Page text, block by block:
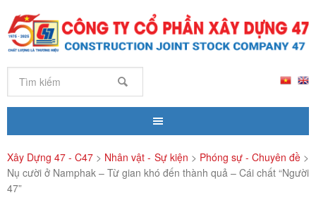
Xây Dựng 47 - C47 > Nhân vật - Sự kiện > Phóng sự - Chuyên đề >
Nụ cười ở Namphak – Từ gian khó đến thành quả – Cái chất “Người
47”